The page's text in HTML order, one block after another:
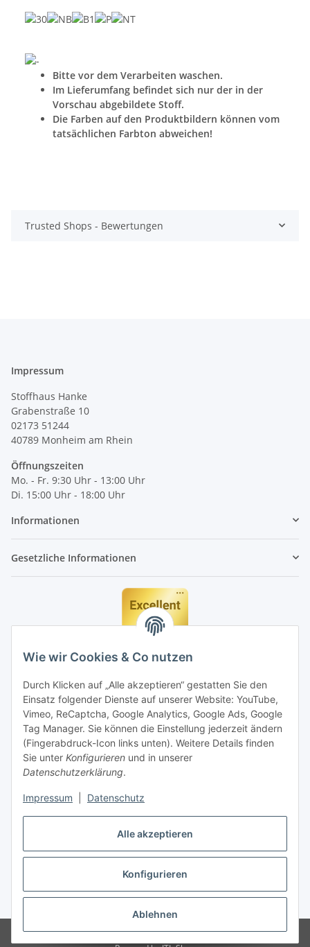
Alle akzeptieren
Konfigurieren
Ablehnen
Wie wir Cookies & Co nutzen
Durch Klicken auf „Alle akzeptieren“ gestatten Sie den
Einsatz folgender Dienste auf unserer Website: YouTube,
Vimeo, ReCaptcha, Google Analytics, Google Ads, Google
Tag Manager. Sie können die Einstellung jederzeit ändern
(Fingerabdruck-Icon links unten). Weitere Details finden
Sie unter Konfigurieren und in unserer
Datenschutzerklärung.
Impressum Datenschutz
Bitte vor dem Verarbeiten waschen.
Im Lieferumfang befindet sich nur der in der
Vorschau abgebildete Stoff.
Die Farben auf den Produktbildern können vom
tatsächlichen Farbton abweichen!
Trusted Shops - Bewertungen
Impressum
Stoffhaus Hanke
Grabenstraße 10
02173 51244
40789 Monheim am Rhein
Öffnungszeiten
Mo. - Fr. 9:30 Uhr - 13:00 Uhr
Di. 15:00 Uhr - 18:00 Uhr
Informationen
Gesetzliche Informationen
Vertrag widerrufen
* Alle Preise inkl. gesetzlicher MwSt., zzgl.Versand
© Stoffhaus Hanke